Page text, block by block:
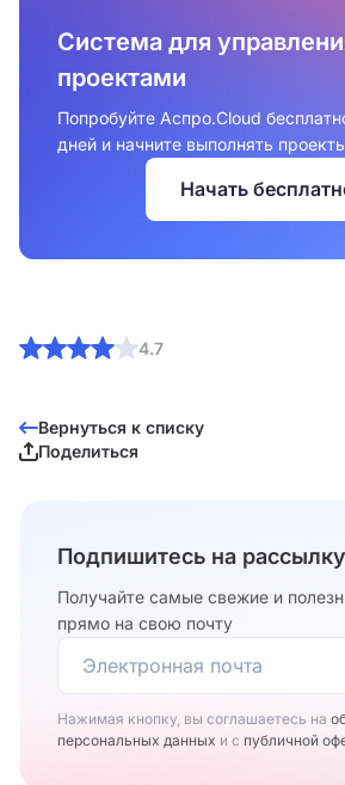
Система для
проектами
Попробуйте Аспро.Cloud
дней и начните выполнять
Начать
4.7
Вернуться к списку
Поделиться
Подпишитесь на рассылку
Получайте самые свежие и
прямо на свою почту
Нажимая кнопку, вы соглашаетесь на
персональных данных и с публичной